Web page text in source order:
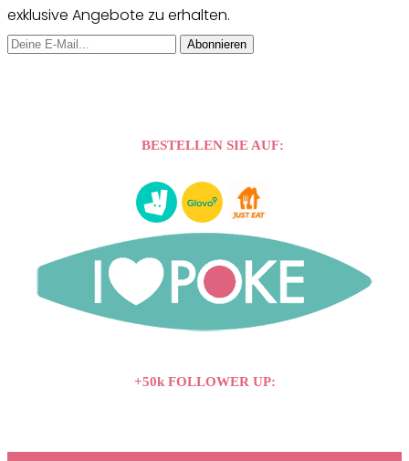
exklusive Angebote zu erhalten.
Abonnieren
BESTELLEN SIE AUF:
+50k FOLLOWER UP: